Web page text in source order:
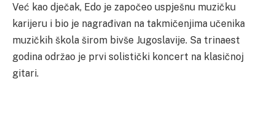
Već kao dječak, Edo je započeo uspješnu muzičku
karijeru i bio je nagrađivan na takmičenjima učenika
muzičkih škola širom bivše Jugoslavije. Sa trinaest
godina održao je prvi solistički koncert na klasičnoj
gitari.